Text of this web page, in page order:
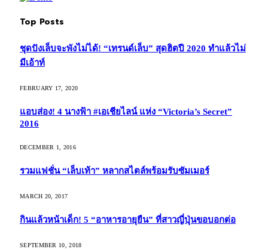
Top Posts
ชุดปังเล็บจะพังไม่ได้! “เทรนด์เล็บ” สุดฮิตปี 2020 ทำแล้วไม่
มีเอ้าท์
FEBRUARY 17, 2020
แอบส่อง! 4 นางฟ้า #เอเชียไลน์ แห่ง “Victoria’s Secret”
2016
DECEMBER 1, 2016
รวมแฟชั่น “เล็บเท้า” หลากสไตล์พร้อมรับซัมเมอร์
MARCH 20, 2017
กินแล้วหน้าเด็ก! 5 “อาหารอายุยืน” ที่สาวญี่ปุ่นขอบอกต่อ
SEPTEMBER 10, 2018